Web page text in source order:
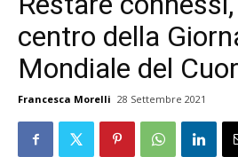
centro della
Mondiale del
Francesca Morelli 28 Settembre 2021